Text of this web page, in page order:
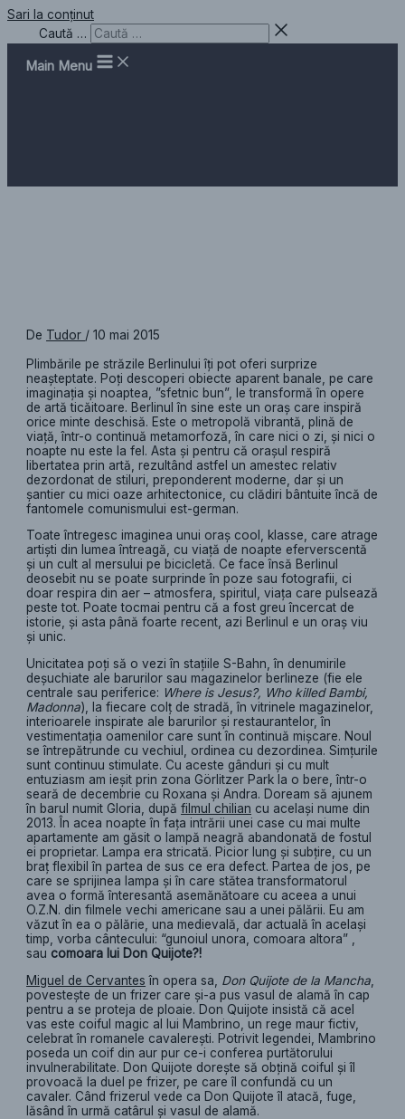
Sari la conținut
Caută …
Main Menu
De Tudor /10 mai 2015
Plimbările pe străzile Berlinului îți pot oferi surprize
neașteptate. Poți descoperi obiecte aparent banale, pe care
imaginația și noaptea, ”sfetnic bun”, le transformă în opere
de artă ticăitoare. Berlinul în sine este un oraș care inspiră
orice minte deschisă. Este o metropolă vibrantă, plină de
viață, într-o continuă metamorfoză, în care nici o zi, și nici o
noapte nu este la fel. Asta și pentru că orașul respiră
libertatea prin artă, rezultând astfel un amestec relativ
dezordonat de stiluri, preponderent moderne, dar și un
şantier cu mici oaze arhitectonice, cu clădiri bântuite încă de
fantomele comunismului est-german.
Toate întregesc imaginea unui oraş cool, klasse, care atrage
artiști din lumea întreagă, cu viață de noapte eferverscentă
și un cult al mersului pe bicicletă. Ce face însă Berlinul
deosebit nu se poate surprinde în poze sau fotografii, ci
doar respira din aer – atmosfera, spiritul, viaţa care pulsează
peste tot. Poate tocmai pentru că a fost greu încercat de
istorie, şi asta până foarte recent, azi Berlinul e un oraş viu
și unic.
Unicitatea poți să o vezi în staţiile S-Bahn, în denumirile
deșuchiate ale barurilor sau magazinelor berlineze (fie ele
centrale sau periferice: Where is Jesus?, Who killed Bambi,
Madonna), la fiecare colț de stradă, în vitrinele magazinelor,
interioarele inspirate ale barurilor și restaurantelor, în
vestimentația oamenilor care sunt în continuă mișcare. Noul
se întrepătrunde cu vechiul, ordinea cu dezordinea. Simțurile
sunt continuu stimulate. Cu aceste gânduri și cu mult
entuziasm am ieșit prin zona Görlitzer Park la o bere, într-o
seară de decembrie cu Roxana şi Andra. Doream să ajunem
în barul numit Gloria, dupăfilmul chilian cu același nume din
2013. În acea noapte în faţa intrării unei case cu mai multe
apartamente am găsit o lampă neagră abandonată de fostul
ei proprietar. Lampa era stricată. Picior lung și subțire, cu un
braț flexibil în partea de sus ce era defect. Partea de jos, pe
care se sprijinea lampa și în care stătea transformatorul
avea o formă înteresantă asemănătoare cu aceea a unui
O.Z.N. din filmele vechi americane sau a unei pălării. Eu am
văzut în ea o pălărie, una medievală, dar actuală în acelaşi
timp, vorba cântecului: “gunoiul unora, comoara altora” ,
sau comoara lui Don Quijote?!
Miguel de Cervantes în opera sa, Don Quijote de la Mancha
povestește de un frizer care și-a pus vasul de alamă în cap
pentru a se proteja de ploaie. Don Quijote insistă că acel
vas este coiful magic al lui Mambrino, un rege maur fictiv,
celebrat în romanele cavalerești. Potrivit legendei, Mambrino
poseda un coif din aur pur ce-i conferea purtătorului
invulnerabilitate. Don Quijote dorește să obțină coiful şi îl
provoacă la duel pe frizer, pe care îl confundă cu un
cavaler. Când frizerul vede ca Don Quijote îl atacă, fuge,
lăsând în urmă catârul și vasul de alamă.